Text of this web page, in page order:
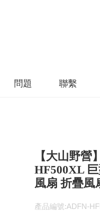
問題 聯繫
【大山野
HF500XL
風扇 折疊風
產品編號:ADFN-